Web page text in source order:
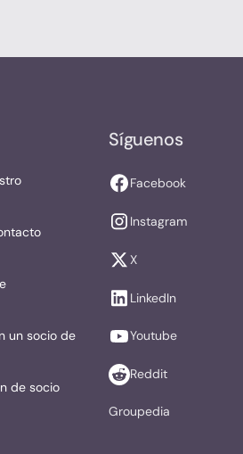
un socio de
de socio
Síguenos
Facebook
Instagram
X
LinkedIn
Youtube
Reddit
Groupedia